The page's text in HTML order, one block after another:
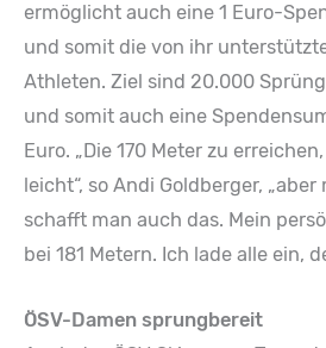
ermöglicht auch eine 1 Euro-
und somit die von ihr
Athleten. Ziel sind 20.000
und somit auch eine
Euro. „Die 170 Meter zu
leicht“, so Andi Goldberger,
schafft man auch das. Mein
bei 181 Metern. Ich lade alle ein,
ÖSV-Damen sprungbereit